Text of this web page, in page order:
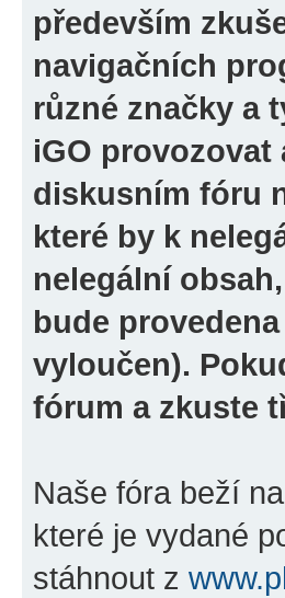
především
navigačních
různé značky a
iGO
diskusním fóru
které by k
nelegální
bude
vyloučen).
fórum a zkuste
Naše fóra beží
které je vydané
stáhnout z